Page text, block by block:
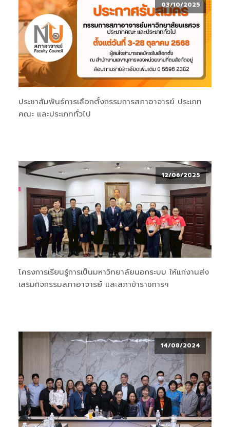
03/10/2025
ประชาสัมพันธ์การเลือกตั้งกรรมการสภาอาจารย์ ประเภท
คณะ และประเภททั่วไป
12/06/2025
โครงการเรียนรู้การเป็นมหาวิทยาลัยนอกระบบ ให้แก่งานส่ง
เสริมกิจกรรมสภาอาจารย์ และสภาข้าราชการฯ
14/08/2024